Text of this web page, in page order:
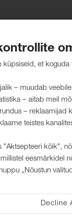
küpsiseid, et koguda
– muudab
– aitab meil
– reklaamijad
teistes
"Aktsepteeri kõik",
eesmärkidel
„Nõustun
Decline